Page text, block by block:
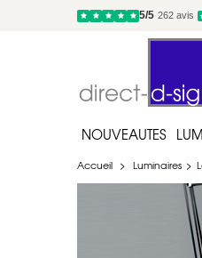
-10% sur notre section
NOUVEAUTES
Accueil > Luminaires >